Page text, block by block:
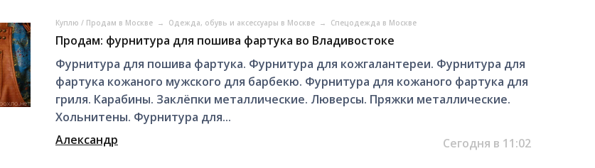
Куплю / Продам в Москве → Одежда, обувь и аксессуары в Москве → Спецодежда в Москве
Продам: фурнитура для пошива фартука во Владивостоке
Фурнитура для пошива фартука. Фурнитура для кожгалантереи. Фурнитура для
фартука кожаного мужского для барбекю. Фурнитура для кожаного фартука для
гриля. Карабины. Заклёпки металлические. Люверсы. Пряжки металлические.
Хольнитены. Фурнитура для...
Александр
Сегодня в 11:02